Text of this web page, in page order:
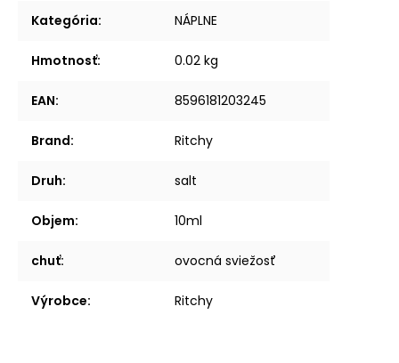
Kategória: NÁPLNE
Hmotnosť: 0.02 kg
EAN: 8596181203245
Brand: Ritchy
Druh: salt
Objem: 10ml
chuť: ovocná sviežosť
Výrobce: Ritchy